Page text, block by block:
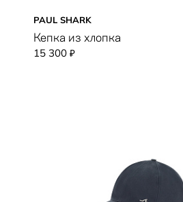
PAUL SHARK
Кепка из хлопка
15 300 ₽